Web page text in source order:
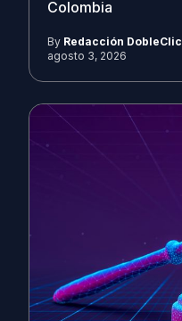
Colombia
By Redacción DobleClic
agosto 3, 2026